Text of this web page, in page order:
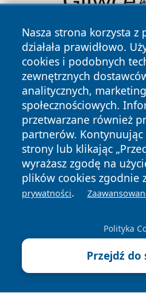
Nasza strona korzysta z
działała prawidłowo.
cookies i podobnych
zewnętrznych
analitycznych,
społecznościowych.
przetwarzane również
partnerów. Kontynuując
strony lub klikając
wyrażasz zgodę na
plików cookies zgodnie
prywatności.
Polityka
Przejdź do
Copyright © 2026
zastrzeżone.
News Autorzy
Polityka